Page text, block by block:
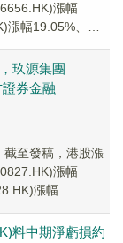
漲幅
幅19.05%、南
玖源集團
券金融
截至發稿，港股漲
漲幅
漲幅
料中期淨虧損約